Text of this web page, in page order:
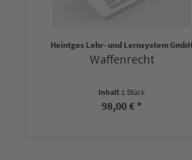
Heintges Lehr- und Lernsystem GmbH
Waffenrecht
Inhalt 1 Stück
98,00 € *